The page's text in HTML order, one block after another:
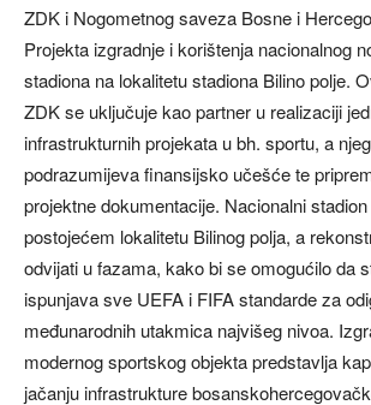
ZDK i Nogometnog saveza Bosne i
Projekta izgradnje i korištenja nacionalnog
stadiona na lokalitetu stadiona Bilino polje.
ZDK se uključuje kao partner u realizaciji
infrastrukturnih projekata u bh. sportu, a
podrazumijeva finansijsko učešće te
projektne dokumentacije. Nacionalni
postojećem lokalitetu Bilinog polja, a
odvijati u fazama, kako bi se omogućilo da
ispunjava sve UEFA i FIFA standarde za
međunarodnih utakmica najvišeg nivoa.
modernog sportskog objekta predstavlja
jačanju infrastrukture